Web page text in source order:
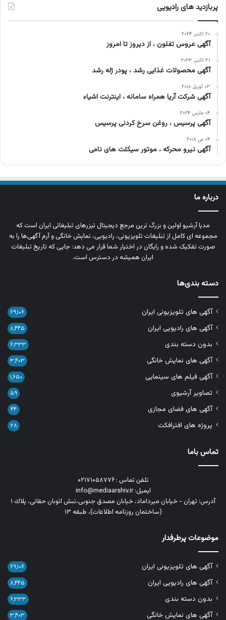
پربازدید های رادیویی
۲۰ اکتبر ۲۰۲۴
آگهی عروس تفلون ، از دیروز تا امروز
۳۱ اکتبر ۲۰۲۳
آگهی محصولات غذایی رشد ، پودر ژله رشد
۰۳ آوریل ۲۰۱۸
آگهی شرکت آریا همراه سامانه ، اینترنت اشیاء
۰۴ مارس ۲۰۲۴
آگهی پرسیس ، روغن سرخ کردنی پرسیس
۰۴ می ۲۰۱۸
آگهی نیرو محرکه ، موتور سیکلت های نامی
درباره ما
مدیا آرشیو اولین و بزرگ‌ ترین مرجع دیجیتال تیزرهای تبلیغاتی ایران است که
مجموعه‌ ای کامل از تبلیغات تلویزیونی، رادیویی، نمایش خانگی و آرم‌ آگهی‌ها را به‌
صورت تفکیک‌ شده و رایگان در اختیار شما قرار می‌ دهد؛ جایی که تاریخ تبلیغات
ایران همیشه در دسترس است.
دسته بندی‌ها
آگهی های تلویزیونی ایران ۶۹,۱۰۶
آگهی های رادیویی ایران ۸,۴۴۵
بدون دسته بندی ۶,۳۳۳
آگهی های نمایش خانگی ۳,۴۰۳
آگهی فیلم های سینمایی ۱,۶۵۰
تصاویر آرشیوی ۵۹
آگهی های فضای مجازی ۴۴
پروژه های افترافکت ۲۸
تماس باما
تلفن تماس : ۰۲۱۷۱۰۵۸۷۷۶
ایمیل: info@mediaarshiv.ir
آدرس: تهران - خیابان میرداماد، خیابان مصدق جنوبی،نبش اتوبان حقانی، پلاك ١
(ساختمان روزنامه اطلاعات)، طبقه ۱۳
موضوعات پرطرفدار
آگهی های تلویزیونی ایران ۶۹,۱۰۶
آگهی های رادیویی ایران ۸,۴۴۵
بدون دسته بندی ۶,۳۳۳
آگهی های نمایش خانگی ۳,۴۰۳